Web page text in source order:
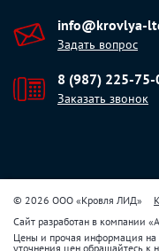
info@krovlya-
Задать вопрос
8 (987) 225-75-
Заказать звонок
© 2026 ООО «Кровля ЛИД»
Сайт разработан в компании «
Цены и прочая информация на
уточнения цен обращайтесь к